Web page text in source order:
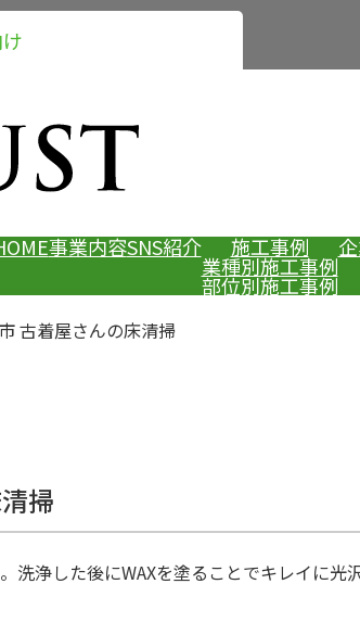
事業内容SNS紹介 施工事例
業種別施工事例
部位別施工事例
古着屋さんの床清掃
掃
浄した後にWAXを塗ることでキレイに光沢